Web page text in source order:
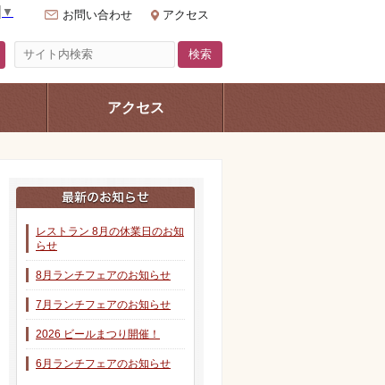
▼ お問い合わせ アクセス
アクセス
レストラン 8月の休業日のお知
らせ
8月ランチフェアのお知らせ
7月ランチフェアのお知らせ
2026 ビールまつり開催！
6月ランチフェアのお知らせ